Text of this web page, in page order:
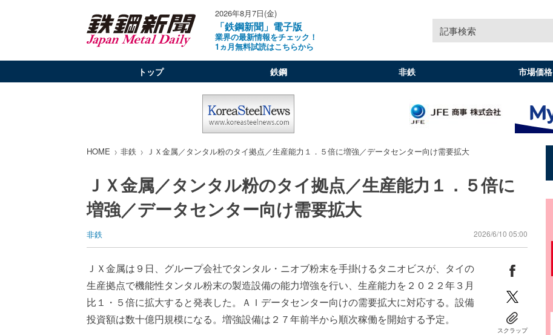
2026年8月7日(金)
「鉄鋼新聞」電子版
業界の最新情報をチェック！
1ヵ月無料試読はこちらから
記事検索
トップ 鉄鋼 非鉄 市場価格
HOME 非鉄 ＪＸ金属／タンタル粉のタイ拠点／生産能力１．５倍に増強／データセンター向け需要拡大
ＪＸ金属／タンタル粉のタイ拠点／生産能力１．５倍に
増強／データセンター向け需要拡大
非鉄 2026/6/10 05:00
ＪＸ金属は９日、グループ会社でタンタル・ニオブ粉末を手掛けるタニオビスが、タイの
生産拠点で機能性タンタル粉末の製造設備の能力増強を行い、生産能力を２０２２年３月
比１・５倍に拡大すると発表した。ＡＩデータセンター向けの需要拡大に対応する。設備
投資額は数十億円規模になる。増強設備は２７年前半から順次稼働を開始する予定。
スクラップ